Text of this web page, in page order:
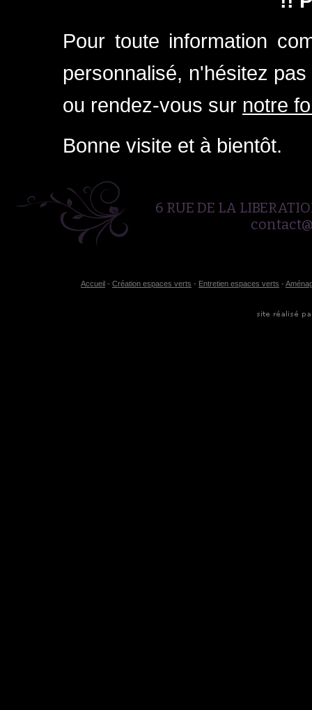
Pour toute information
personnalisé, n'hésitez
ou rendez-vous sur notre
Bonne visite et à bientôt.
6 RUE DE LA
Accueil - Création espaces verts - Entretien espaces verts -